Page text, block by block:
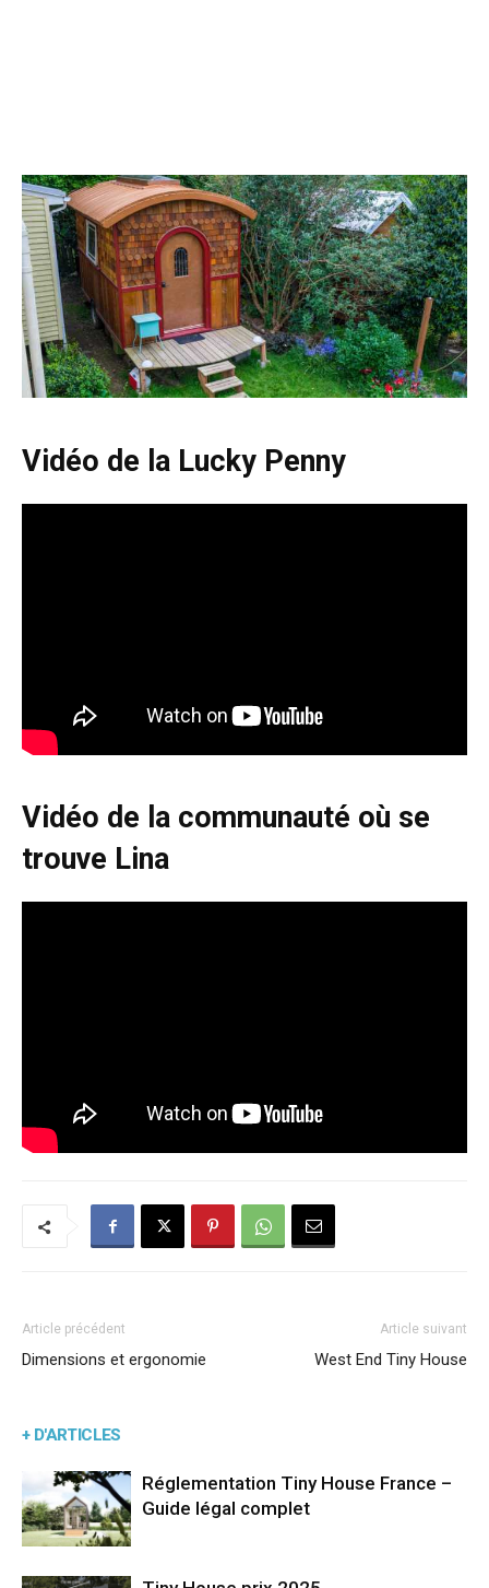
Vidéo de la Lucky Penny
Vidéo de la communauté où se
trouve Lina
Article précédent
Dimensions et ergonomie
Article suivant
West End Tiny House
+ D'ARTICLES
Réglementation Tiny House France –
Guide légal complet